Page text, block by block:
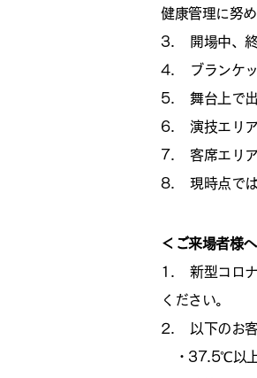
健康管理に努め
3. 開場中、終
4. ブランケッ
5. 舞台上で出
6. 演技エリア
7. 客席エリア
8. 現時点では
＜ご来場者様
1. 新型コロナ
ください。
2. 以下のお客
・37.5℃以上